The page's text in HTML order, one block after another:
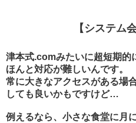
【システム
津本式.comみたいに超短期的
ほんと対応が難しいんです。
常に大きなアクセスがある場
しても良いかもですけど…
例えるなら、小さな食堂に月